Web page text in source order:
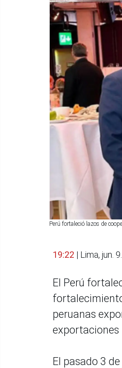
Perú fortaleció lazos de
19:22 | Lima, jun. 9.
El Perú
peruanas
exportaciones
El pasado 3